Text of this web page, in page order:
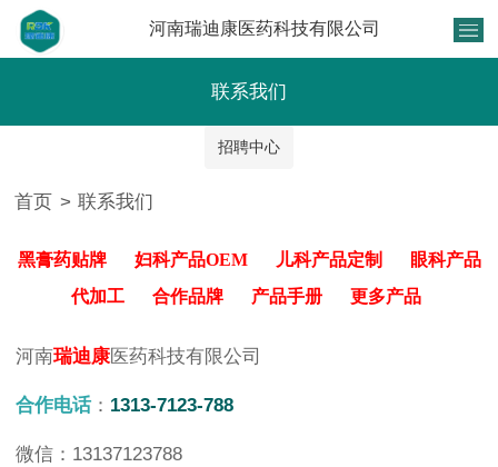
河南瑞迪康医药科技有限公司
联系我们
招聘中心
首页 > 联系我们
黑膏药贴牌 妇科产品OEM 儿科产品定制
眼科产品
代加工
合作品牌 产品手册 更多产品
河南瑞迪康医药科技有限公司
合作电话： 1313-7123-788
微信：13137123788